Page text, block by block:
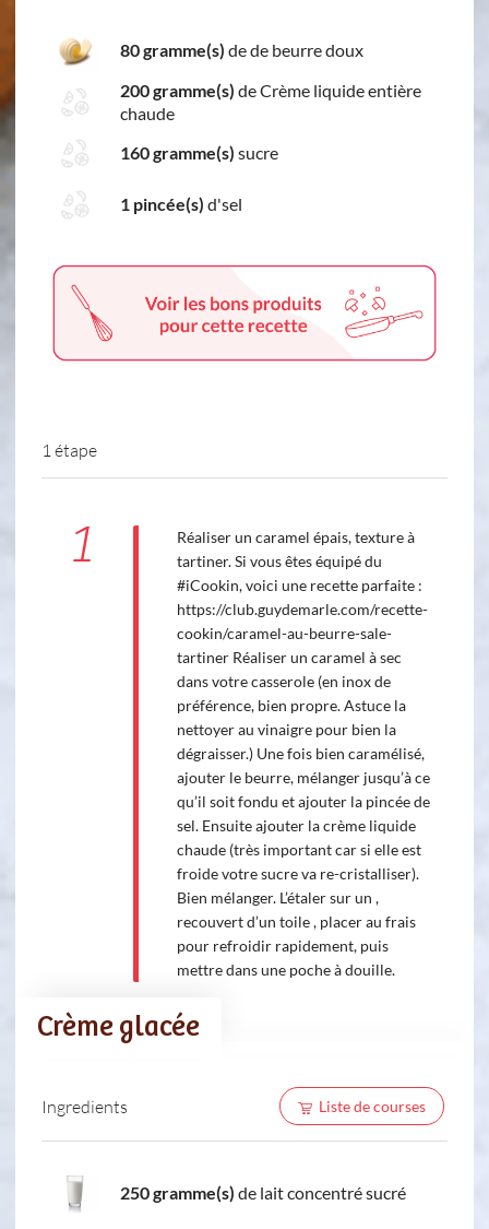
80 gramme(s) de de beurre doux
200 gramme(s) de Crème liquide entière
chaude
160 gramme(s) sucre
1 pincée(s) d'sel
1 étape
1
Réaliser un caramel épais, texture à
tartiner. Si vous êtes équipé du
#iCookin, voici une recette parfaite :
https://club.guydemarle.com/recette-
cookin/caramel-au-beurre-sale-
tartiner Réaliser un caramel à sec
dans votre casserole (en inox de
préférence, bien propre. Astuce la
nettoyer au vinaigre pour bien la
dégraisser.) Une fois bien caramélisé,
ajouter le beurre, mélanger jusqu’à ce
qu’il soit fondu et ajouter la pincée de
sel. Ensuite ajouter la crème liquide
chaude (très important car si elle est
froide votre sucre va re-cristalliser).
Bien mélanger. L’étaler sur un ,
recouvert d’un toile , placer au frais
pour refroidir rapidement, puis
mettre dans une poche à douille.
Crème glacée
Ingredients Liste de courses
250 gramme(s) de lait concentré sucré